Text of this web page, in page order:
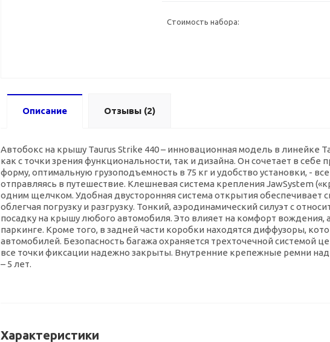
Стоимость набора:
Описание Отзывы (2)
Автобокс на крышу Taurus Strike 440 – инновационная модель в линейке
как с точки зрения функциональности, так и дизайна. Он сочетает в
форму, оптимальную грузоподъемность в 75 кг и удобство установки, -
отправляясь в путешествие. Клешневая система крепления JawSystem
одним щелчком. Удобная двусторонняя система открытия обеспечивает
облегчая погрузку и разгрузку. Тонкий, аэродинамический силуэт с
посадку на крышу любого автомобиля. Это влияет на комфорт
паркинге. Кроме того, в задней части коробки находятся диффузоры,
автомобилей. Безопасность багажа охраняется трехточечной системой
все точки фиксации надежно закрыты. Внутренние крепежные ремни
– 5 лет.
Характеристики